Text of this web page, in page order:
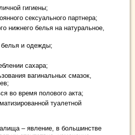
гигиены;
сексуального партнера;
нижнего белья на натуральное,
белья и одежды;
сахара;
вагинальных смазок,
во время полового акта;
туалетной
– явление, в большинстве